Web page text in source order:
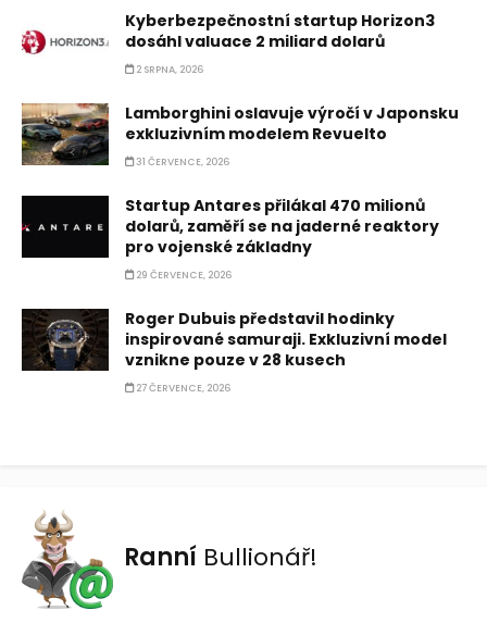
Kyberbezpečnostní startup Horizon3
dosáhl valuace 2 miliard dolarů
2 SRPNA, 2026
Lamborghini oslavuje výročí v Japonsku
exkluzivním modelem Revuelto
31 ČERVENCE, 2026
Startup Antares přilákal 470 milionů
dolarů, zaměří se na jaderné reaktory
pro vojenské základny
29 ČERVENCE, 2026
Roger Dubuis představil hodinky
inspirované samuraji. Exkluzivní model
vznikne pouze v 28 kusech
27 ČERVENCE, 2026
Ranní Bullionář!